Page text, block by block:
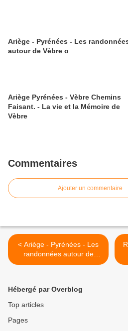
Ariège - Pyrénées - Les
autour de Vèbre o
Ariège Pyrénées - Vèbre Chemins
Faisant. - La vie et la Mémoire de
Vèbre
Commentaires
Ajouter un commentaire
< Ariège - Pyrénées - Les
randonnées autour de
Vèbre o
Hébergé par Overblog
Top articles
Pages